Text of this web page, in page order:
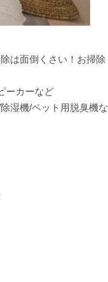
は面倒くさい！お掃除
ーカーなど
湿機/ペット用脱臭機な